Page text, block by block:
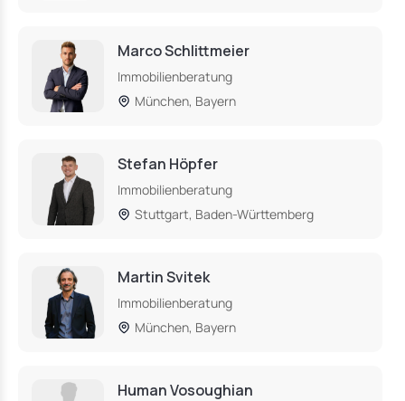
Marco Schlittmeier
Immobilienberatung
München, Bayern
Stefan Höpfer
Immobilienberatung
Stuttgart, Baden-Württemberg
Martin Svitek
Immobilienberatung
München, Bayern
Human Vosoughian